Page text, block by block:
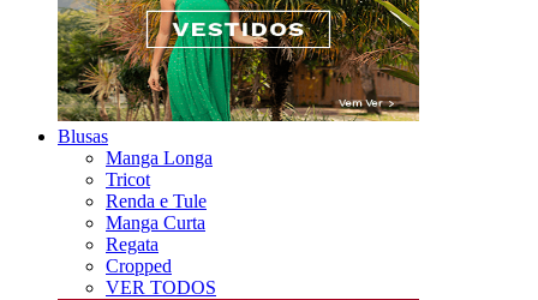
Blusas
Manga Longa
Tricot
Renda e Tule
Manga Curta
Regata
Cropped
VER TODOS